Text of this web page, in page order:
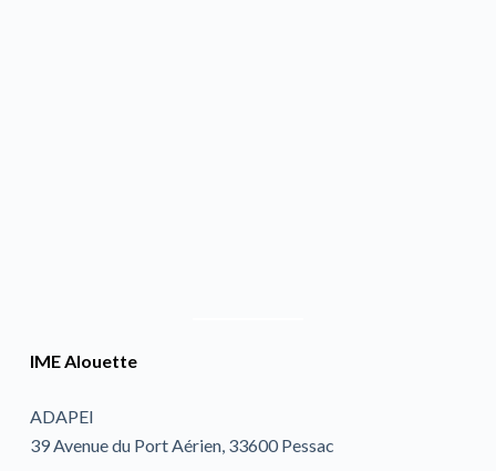
IME Alouette
ADAPEI
39 Avenue du Port Aérien, 33600 Pessac